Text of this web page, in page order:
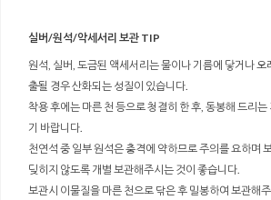
실버/원석/악세서리 보관 TIP
원석, 실버, 도금된 액세서리는 물이나 기름에 닿거나 오
출될 경우 산화되는 성질이 있습니다.
착용 후에는 마른 천 등으로 청결히 한 후, 동봉해 드리는
기 바랍니다.
천연석 중 일부 원석은 충격에 약하므로 주의를 요하며
딪히지 않도록 개별 보관해주시는 것이 좋습니다.
보관시 이물질을 마른 천으로 닦은 후 밀봉하여 보관해